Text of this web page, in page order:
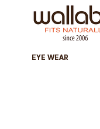
EYE WEAR